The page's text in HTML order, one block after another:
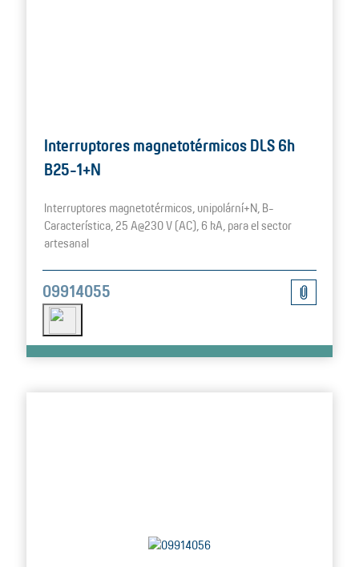
Interruptores magnetotérmicos DLS 6h
B25-1+N
Interruptores magnetotérmicos, unipolární+N, B-
Característica, 25 A@230 V (AC), 6 kA, para el sector
artesanal
09914055